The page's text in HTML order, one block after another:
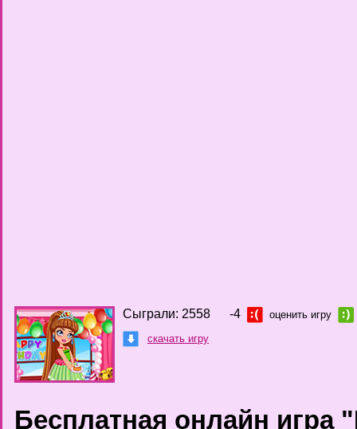
Сыграли: 2558 -4
оценить игру
скачать игру
Бесплатная онлайн игра